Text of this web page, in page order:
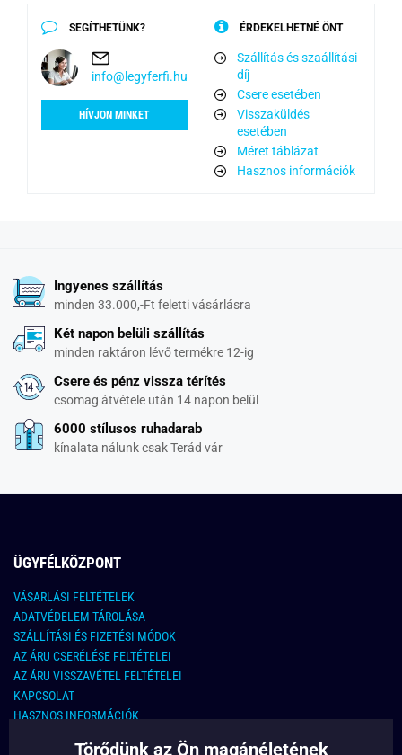
SEGÍTHETÜNK?
info@legyferfi.hu
HÍVJON MINKET
ÉRDEKELHETNÉ ÖNT
Szállítás és szaállítási
díj
Csere esetében
Visszaküldés
esetében
Méret táblázat
Hasznos információk
Ingyenes szállítás
minden 33.000,-Ft feletti vásárlásra
Két napon belüli szállítás
minden raktáron lévő termékre 12-ig
Csere és pénz vissza térítés
csomag átvétele után 14 napon belül
6000 stílusos ruhadarab
kínalata nálunk csak Terád vár
ÜGYFÉLKÖZPONT
VÁSARLÁSI FELTÉTELEK
ADATVÉDELEM TÁROLÁSA
SZÁLLÍTÁSI ÉS FIZETÉSI MÓDOK
AZ ÁRU CSERÉLÉSE FELTÉTELEI
AZ ÁRU VISSZAVÉTEL FELTÉTELEI
KAPCSOLAT
HASZNOS INFORMÁCIÓK
KAPCSOLATTörődünk az Ön magánéletének